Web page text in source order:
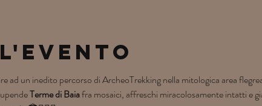
ad un inedito percorso di ArcheoTrekking nella mitologica area
Terme di Baia fra mosaici, affreschi miracolosamente intatti e